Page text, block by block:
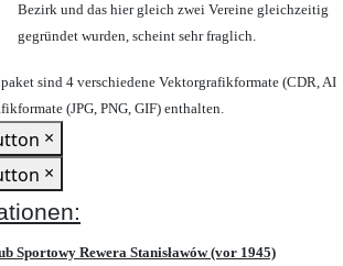
Bezirk und das hier gleich zwei Vereine gleichzeitig
gegründet wurden, scheint sehr fraglich.
sind 4 verschiedene Vektorgrafikformate (CDR, AI
(JPG, PNG, GIF) enthalten.
×
×
Sportowy Rewera Stanisławów (vor 1945)